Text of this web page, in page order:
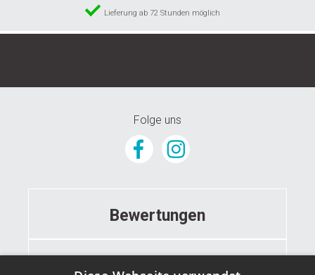
Lieferung ab 72 Stunden möglich
Folge uns
Bewertungen
Informationen